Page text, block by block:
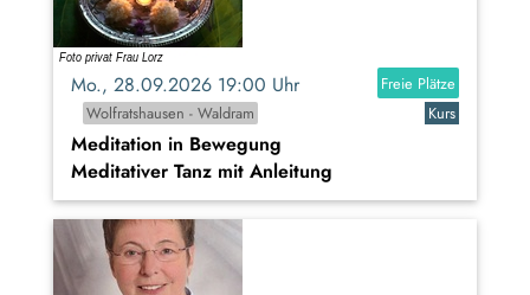
Mo., 28.09.2026 19:00 Uhr
Freie Plätze
Wolfratshausen - Waldram
Kurs
Meditation in Bewegung
Meditativer Tanz mit Anleitung